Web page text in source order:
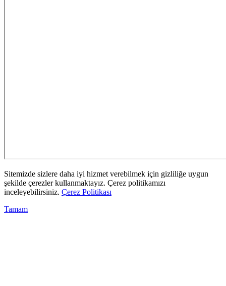
Sitemizde sizlere daha iyi hizmet verebilmek için gizliliğe uygun
şekilde çerezler kullanmaktayız. Çerez politikamızı
inceleyebilirsiniz. Çerez Politikası
Tamam